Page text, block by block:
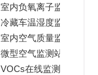
室内负氧离子监测仪
冷藏车温湿度监测系统
室内空气质量监测仪
微型空气监测站
VOCs在线监测仪